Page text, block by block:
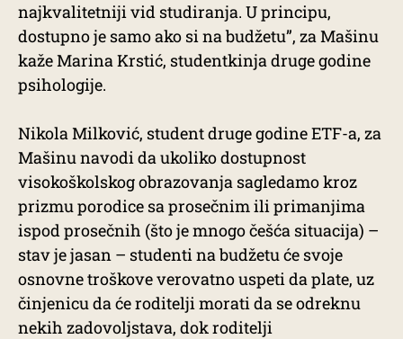
najkvalitetniji vid studiranja. U principu,
dostupno je samo ako si na budžetu”, za Mašinu
kaže Marina Krstić, studentkinja druge godine
psihologije.
Nikola Milković, student druge godine ETF-a, za
Mašinu navodi da ukoliko dostupnost
visokoškolskog obrazovanja sagledamo kroz
prizmu porodice sa prosečnim ili primanjima
ispod prosečnih (što je mnogo češća situacija) –
stav je jasan – studenti na budžetu će svoje
osnovne troškove verovatno uspeti da plate, uz
činjenicu da će roditelji morati da se odreknu
nekih zadovoljstava, dok roditelji